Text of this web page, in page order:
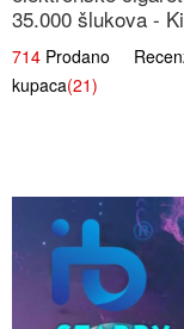
35.000 šlukova -
Jabuka Led |
Kiselo-Slatki Okus
714 Prodano
kupaca(21)